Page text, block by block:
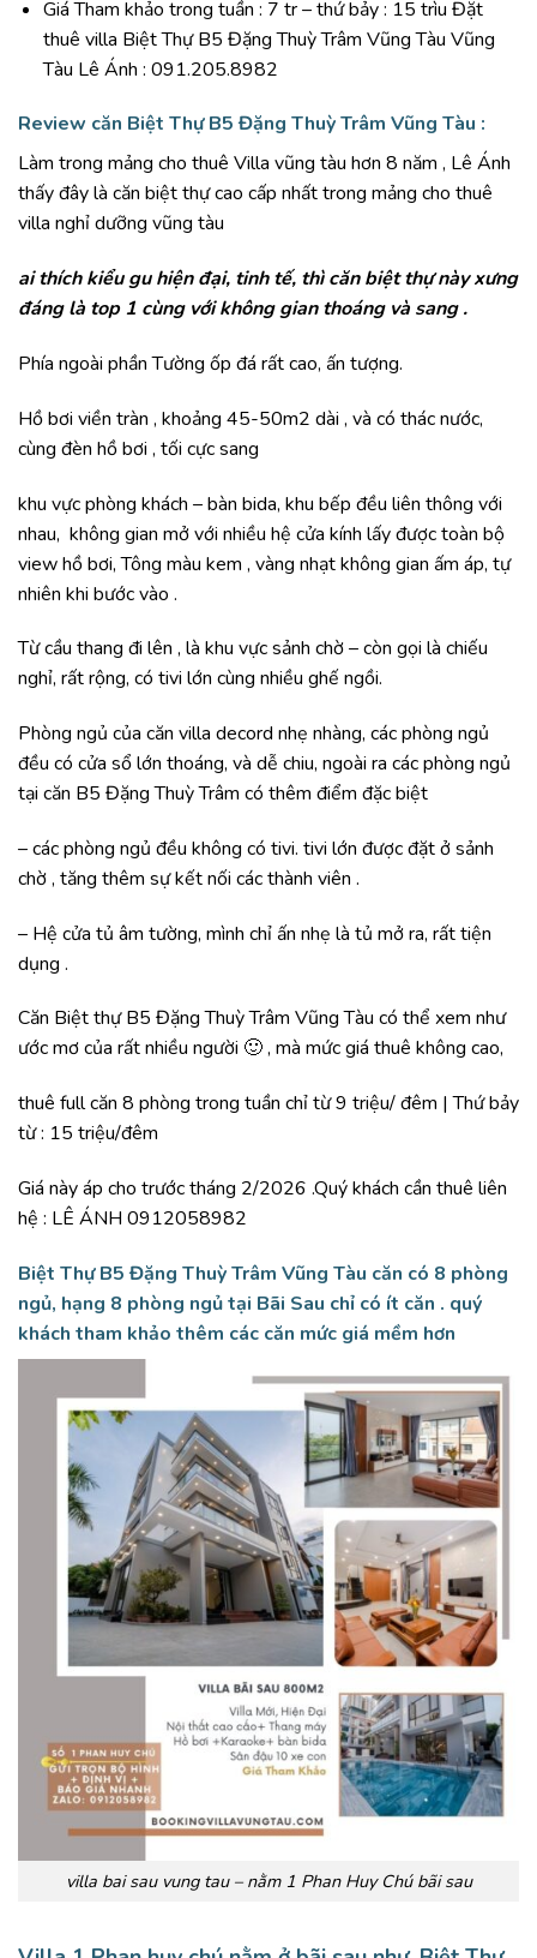
Giá Tham khảo trong tuần : 7 tr – thứ bảy : 15 trìu Đặt
thuê villa Biệt Thự B5 Đặng Thuỳ Trâm Vũng Tàu Vũng
Tàu Lê Ánh : 091.205.8982
Review căn Biệt Thự B5 Đặng Thuỳ Trâm Vũng Tàu :
Làm trong mảng cho thuê Villa vũng tàu hơn 8 năm , Lê Ánh
thấy đây là căn biệt thự cao cấp nhất trong mảng cho thuê
villa nghỉ dưỡng vũng tàu
ai thích kiểu gu hiện đại, tinh tế, thì căn biệt thự này xưng
đáng là top 1 cùng với không gian thoáng và sang .
Phía ngoài phần Tường ốp đá rất cao, ấn tượng.
Hồ bơi viền tràn , khoảng 45-50m2 dài , và có thác nước,
cùng đèn hồ bơi , tối cực sang
khu vực phòng khách – bàn bida, khu bếp đều liên thông với
nhau, không gian mở với nhiều hệ cửa kính lấy được toàn bộ
view hồ bơi, Tông màu kem , vàng nhạt không gian ấm áp, tự
nhiên khi bước vào .
Từ cầu thang đi lên , là khu vực sảnh chờ – còn gọi là chiếu
nghỉ, rất rộng, có tivi lớn cùng nhiều ghế ngồi.
Phòng ngủ của căn villa decord nhẹ nhàng, các phòng ngủ
đều có cửa sổ lớn thoáng, và dễ chiu, ngoài ra các phòng ngủ
tại căn B5 Đặng Thuỳ Trâm có thêm điểm đặc biệt
– các phòng ngủ đều không có tivi. tivi lớn được đặt ở sảnh
chờ , tăng thêm sự kết nối các thành viên .
– Hệ cửa tủ âm tường, mình chỉ ấn nhẹ là tủ mở ra, rất tiện
dụng .
Căn Biệt thự B5 Đặng Thuỳ Trâm Vũng Tàu có thể xem như
ước mơ của rất nhiều người 🙂 , mà mức giá thuê không cao,
thuê full căn 8 phòng trong tuần chỉ từ 9 triệu/ đêm | Thứ bảy
từ : 15 triệu/đêm
Giá này áp cho trước tháng 2/2026 .Quý khách cần thuê liên
hệ : LÊ ÁNH 0912058982
Biệt Thự B5 Đặng Thuỳ Trâm Vũng Tàu căn có 8 phòng
ngủ, hạng 8 phòng ngủ tại Bãi Sau chỉ có ít căn . quý
khách tham khảo thêm các căn mức giá mềm hơn
villa bai sau vung tau – nằm 1 Phan Huy Chú bãi sau